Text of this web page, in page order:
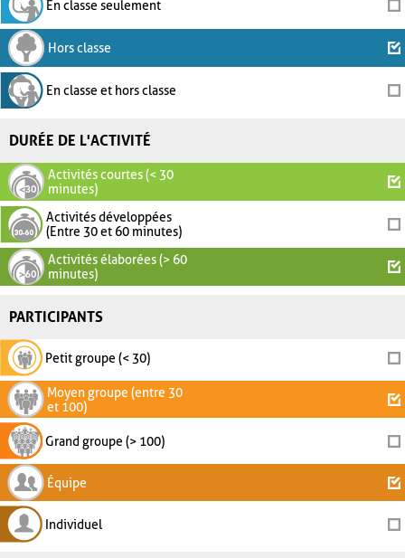
En classe seulement
Hors classe
En classe et hors classe
DURÉE DE L'ACTIVITÉ
Activités courtes (< 30
minutes)
Activités développées
(Entre 30 et 60 minutes)
Activités élaborées (> 60
minutes)
PARTICIPANTS
Petit groupe (< 30)
Moyen groupe (entre 30
et 100)
Grand groupe (> 100)
Équipe
Individuel